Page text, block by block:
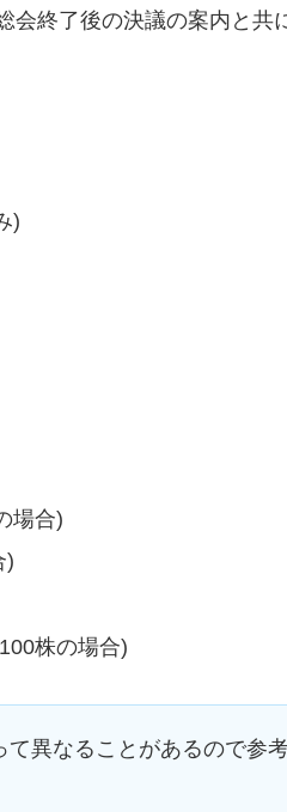
終了後の決議の案内と共
)
場合)
)
株の場合)
異なることがあるので参考